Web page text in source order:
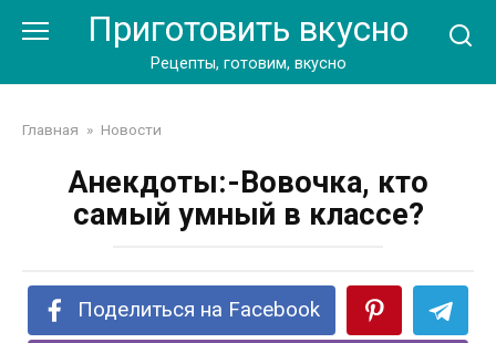
Приготовить вкусно
Рецепты, готовим, вкусно
Главная » Новости
Анекдоты:-Вовочка, кто
самый умный в классе?
Поделиться на Facebook